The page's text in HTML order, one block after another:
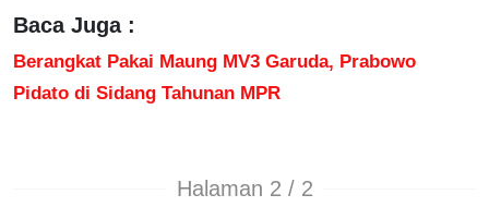
Baca Juga :
Berangkat Pakai Maung MV3 Garuda, Prabowo
Pidato di Sidang Tahunan MPR
Halaman 2 / 2